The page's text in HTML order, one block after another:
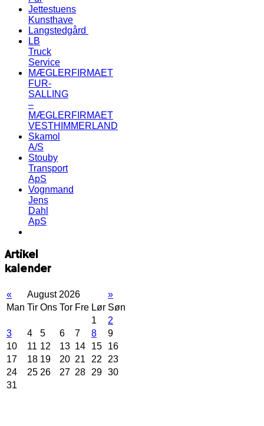
Jettestuens
Kunsthave
Langstedgård
LB
Truck
Service
MÆGLERFIRMAET
FUR-
SALLING
–
MÆGLERFIRMAET
VESTHIMMERLAND
Skamol
A/S
Stouby
Transport
ApS
Vognmand
Jens
Dahl
ApS
Artikel
kalender
« August 2026
»
Man Tir Ons Tor Fre Lør Søn
1
2
3
4 5 6 7 8
9
10
11 12 13 14 15
16
17
18 19 20 21 22
23
24
25 26 27 28 29 30
31